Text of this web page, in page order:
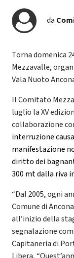
da
Torna domenica
Mezzavalle,
Vala Nuoto
Il Comitato
luglio la XV
collaborazione
interruzione
manifestazione
diritto dei
300 mt dalla riva
“Dal 2005, ogni
Comune di
all’inizio della
segnalazione
Capitaneria di